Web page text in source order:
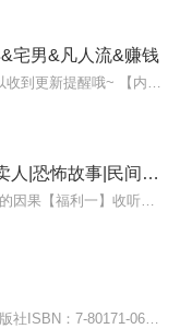
宅男&凡人流&赚钱
免费|人鬼交易所1|阴间买卖人|恐怖故事|民间奇闻